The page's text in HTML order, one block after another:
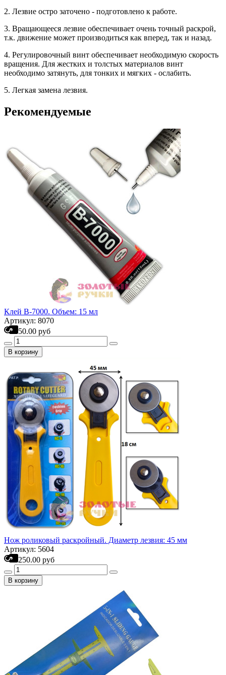
2. Лезвие остро заточено - подготовлено к работе.
3. Вращающееся лезвие обеспечивает очень точный раскрой,
т.к. движение может производиться как вперед, так и назад.
4. Регулировочный винт обеспечивает необходимую скорость
вращения. Для жестких и толстых материалов винт
необходимо затянуть, для тонких и мягких - ослабить.
5. Легкая замена лезвия.
Рекомендуемые
Клей B-7000. Объем: 15 мл
Артикул: 8070
50.00 руб
В корзину
Нож роликовый раскройный. Диаметр лезвия: 45 мм
Артикул: 5604
250.00 руб
В корзину